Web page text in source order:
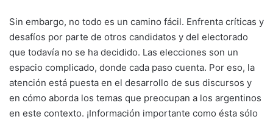
Sin embargo, no todo es un camino fácil. Enfrenta críticas y
desafíos por parte de otros candidatos y del electorado
que todavía no se ha decidido. Las elecciones son un
espacio complicado, donde cada paso cuenta. Por eso, la
atención está puesta en el desarrollo de sus discursos y
en cómo aborda los temas que preocupan a los argentinos
en este contexto. ¡Información importante como ésta sólo